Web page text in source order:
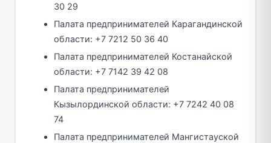
30 29
Палата предпринимателей Карагандинской
области: +7 7212 50 36 40
Палата предпринимателей Костанайской
области: +7 7142 39 42 08
Палата предпринимателей
Кызылординской области: +7 7242 40 08
74
Палата предпринимателей Мангистауской